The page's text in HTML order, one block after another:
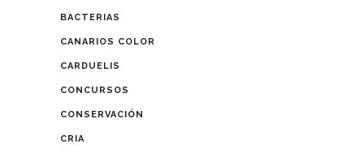
BACTERIAS
CANARIOS COLOR
CARDUELIS
CONCURSOS
CONSERVACIÓN
CRIA